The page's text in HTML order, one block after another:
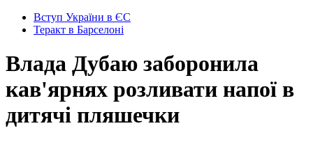
Вступ України в ЄС
Теракт в Барселоні
Влада Дубаю заборонила
кав'ярнях розливати напої в
дитячі пляшечки